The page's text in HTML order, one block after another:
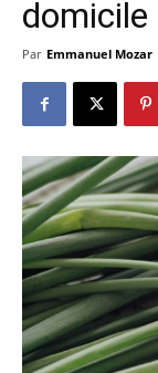
domicile
Par Emmanuel Mozar